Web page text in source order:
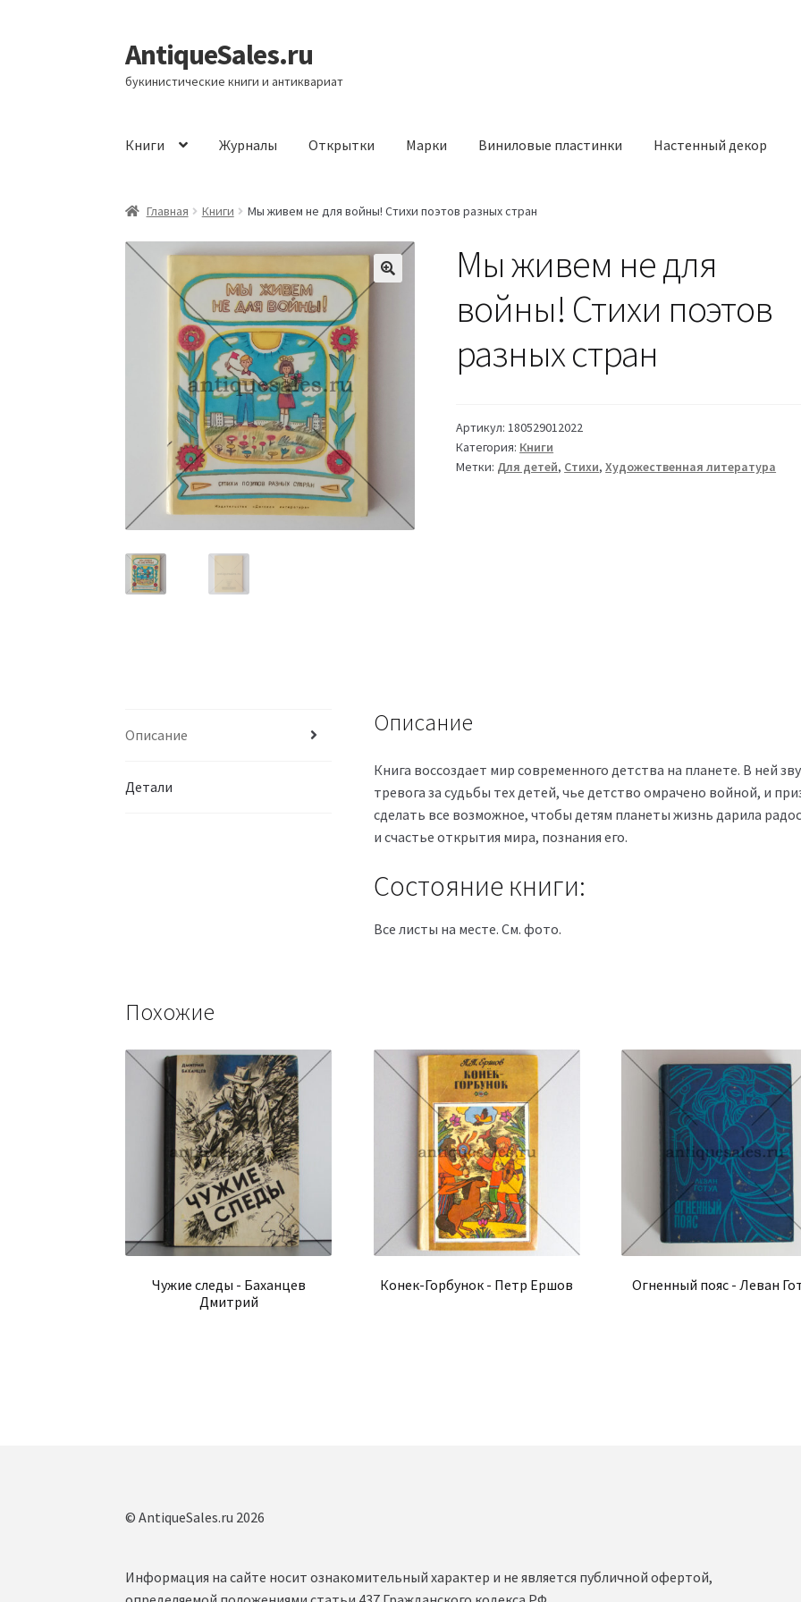
Перейти
к
навигации
Перейти
к
содержимому
AntiqueSales.ru
букинистические книги и антиквариат
Книги Журналы Открытки Марки Виниловые пластинки Настенный декор
ГлавнаяГлавная Книги Мы живем не для войны! Стихи поэтов разных стран
Мы живем не для
войны! Стихи поэтов
разных стран
Артикул:180529012022
Категория: Книги
Метки: Для детей, Стихи,Художественная литература
Описание
Детали
Описание
Книга воссоздает мир современного детства на планете. В ней
тревога за судьбы тех детей, чье детство омрачено войной, и
сделать все возможное, чтобы детям планеты жизнь дарила
и счастье открытия мира, познания его.
Состояние книги:
Все листы на месте. См. фото.
Похожие
Чужие следы - Баханцев
Дмитрий
Конек-Горбунок - Петр Ершов Огненный пояс - Леван
© AntiqueSales.ru 2026
Информация на сайте носит ознакомительный характер и не является публичной офертой,